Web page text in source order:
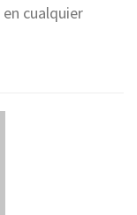
cualquier